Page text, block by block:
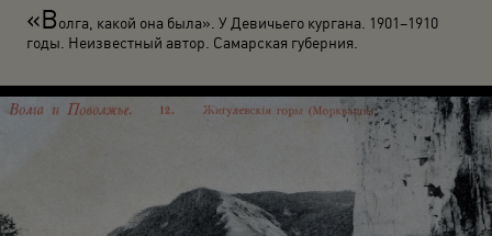
«Волга, какой она была». У Девичьего кургана. 1901–1910
годы. Неизвестный автор. Самарская губерния.